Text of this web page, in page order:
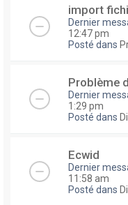
import
Dernier
12:47 pm
Posté dans
Problème
Dernier
1:29 pm
Posté dans
Ecwid
Dernier
11:58 am
Posté dans